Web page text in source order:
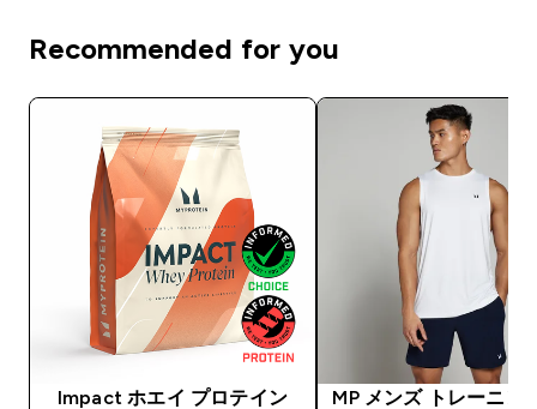
Recommended for you
Impact ホエイ プロテイン
MP メンズ トレーニン